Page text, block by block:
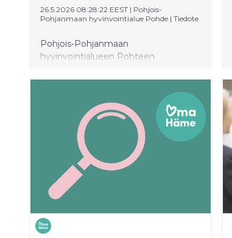
26.5.2026 08:28:22 EEST | Pohjois-
Pohjanmaan hyvinvointialue Pohde | Tiedote
Pohjois-Pohjanmaan
hyvinvointialueen Pohteen
puheenjohtaja Matti Sorosen johdolla.
hyvinvointialueen
toimintakertomuksen ja
tilinpäätöksen vuodelta 2025.
Talouden tilanne jatkuu tiukkana
myös kuluvana ja seuraavina vuosina.